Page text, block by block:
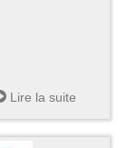
Lire la suite